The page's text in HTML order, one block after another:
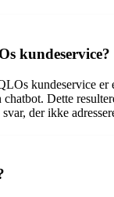
kundeservice?
kundeservice
Dette
der ikke